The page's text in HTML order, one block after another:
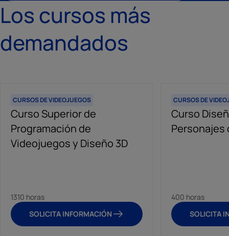
Los cursos más
demandados
CURSOS DE VIDEOJUEGOS
Curso Superior de
Programación de
Videojuegos y Diseño 3D
1310 horas
SOLICITA INFORMACIÓN
CURSOS DE
Curso
Personajes
400 horas
SOLICITA